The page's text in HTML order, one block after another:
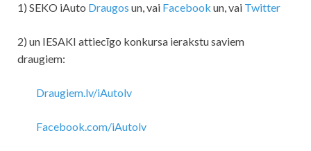
1) SEKO iAuto Draugos un, vai Facebook un, vai Twitter
2) un IESAKI attiecīgo konkursa ierakstu saviem
draugiem:
Draugiem.lv/iAutolv
Facebook.com/iAutolv